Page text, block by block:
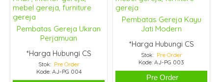
Pembatas Gereja Ukiran
Perjamuan
*Harga Hubungi CS
Stok: Pre Order
Kode: AJ-PG 004
Pembatas Gereja Kayu
Jati Modern
*Harga Hubungi CS
Stok: Pre Order
Kode: AJ-PG 003
Pre Order